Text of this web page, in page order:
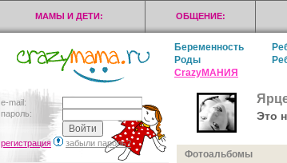
МАМЫ И ДЕТИ: ОБЩЕНИЕ:
Беременность
Роды
CrazyМАНИЯ
e-mail:
пароль:
регистрация забыли пароль?
Это
Фотоальбомы